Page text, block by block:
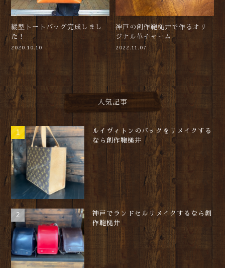
縦型トートバッグ完成しまし
た！
2020.10.10
神戸の創作鞄槌井で作るオリ
ジナル革チャーム
2022.11.07
人気記事
ルイヴィトンのバックをリメイクする
なら創作鞄槌井
神戸でランドセルリメイクするなら創
作鞄槌井